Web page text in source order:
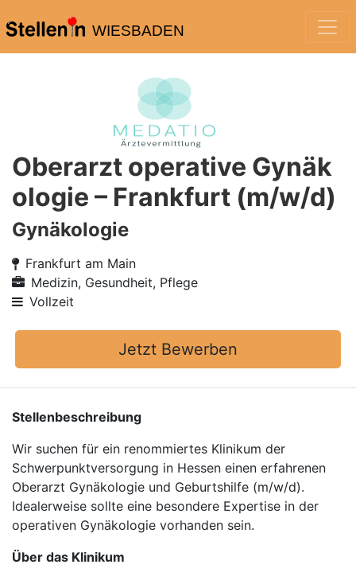
WIESBADEN
Oberarzt operative Gynäk
ologie – Frankfurt (m/w/d)
Gynäkologie
Frankfurt am Main
Medizin, Gesundheit, Pflege
Vollzeit
Jetzt Bewerben
Stellenbeschreibung
Wir suchen für ein renommiertes Klinikum der
Schwerpunktversorgung in Hessen einen erfahrenen
Oberarzt Gynäkologie und Geburtshilfe (m/w/d).
Idealerweise sollte eine besondere Expertise in der
operativen Gynäkologie vorhanden sein.
Über das Klinikum